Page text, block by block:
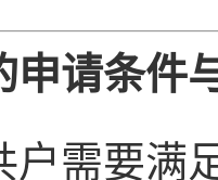
申请条件
户需要满